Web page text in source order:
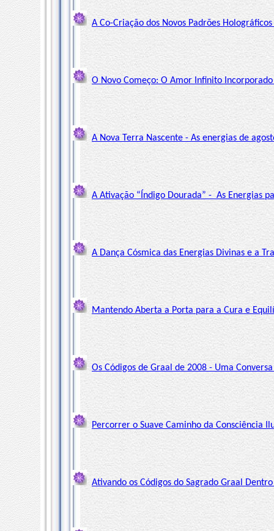
A Co-Criação dos Novos Padrões
O Novo Começo: O Amor Infinito
A Nova Terra Nascente - As energias de
A Ativação “Índigo Dourada” - As Energias
A Dança Cósmica das Energias Divinas e a
Mantendo Aberta a Porta para a Cura e
Os Códigos de Graal de 2008 - Uma
Percorrer o Suave Caminho da Consciência
Ativando os Códigos do Sagrado Graal